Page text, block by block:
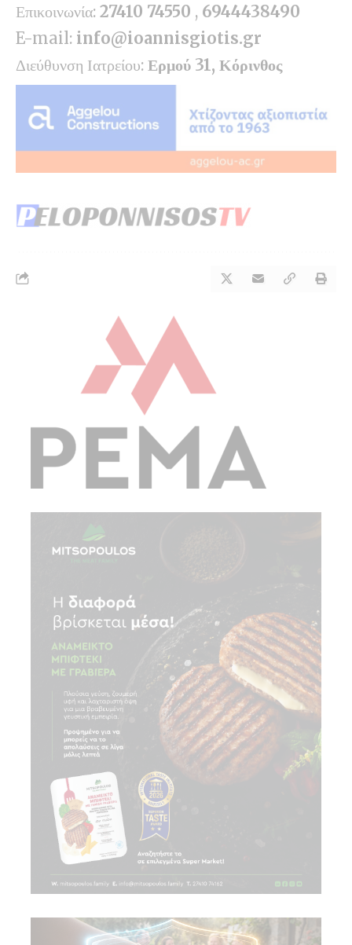
Επικοινωνία: 27410 74550 , 6944438490
E-mail: info@ioannisgiotis.gr
Διεύθυνση Ιατρείου: Ερμού 31, Κόρινθος